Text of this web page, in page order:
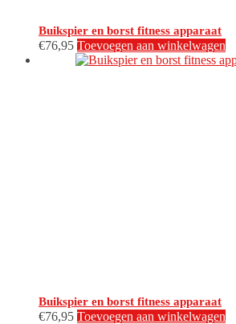
Buikspier en borst fitness apparaat
€76,95 Toevoegen aan winkelwagen
Buikspier en borst fitness apparaat
€76,95 Toevoegen aan winkelwagen